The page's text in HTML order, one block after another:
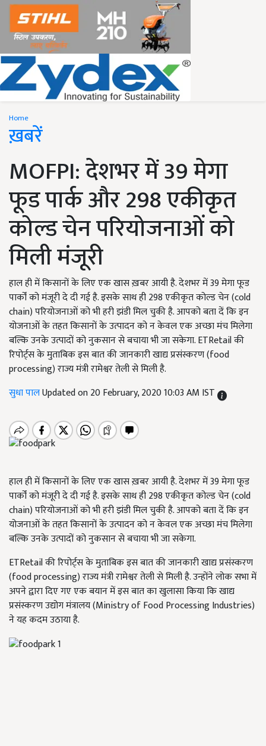
Home
ख़बरें
MOFPI: देशभर में 39 मेगा
फूड पार्क और 298 एकीकृत
कोल्ड चेन परियोजनाओं को
मिली मंजूरी
हाल ही में किसानों के लिए एक खास ख़बर आयी है. देशभर में 39 मेगा फूड
पार्कों को मंजूरी दे दी गई है. इसके साथ ही 298 एकीकृत कोल्ड चेन (cold
chain) परियोजनाओं को भी हरी झंडी मिल चुकी है. आपको बता दें कि इन
योजनाओं के तहत किसानों के उत्पादन को न केवल एक अच्छा मंच मिलेगा
बल्कि उनके उत्पादों को नुकसान से बचाया भी जा सकेगा. ETRetail की
रिपोर्ट्स के मुताबिक इस बात की जानकारी खाद्य प्रसंस्करण (food
processing) राज्य मंत्री रामेश्वर तेली से मिली है.
सुधा पालUpdated on 20 February, 2020 10:03 AM IST
हाल ही में किसानों के लिए एक खास ख़बर आयी है. देशभर में 39 मेगा फूड
पार्कों को मंजूरी दे दी गई है. इसके साथ ही 298 एकीकृत कोल्ड चेन (cold
chain) परियोजनाओं को भी हरी झंडी मिल चुकी है. आपको बता दें कि इन
योजनाओं के तहत किसानों के उत्पादन को न केवल एक अच्छा मंच मिलेगा
बल्कि उनके उत्पादों को नुकसान से बचाया भी जा सकेगा.
ETRetail की रिपोर्ट्स के मुताबिक इस बात की जानकारी खाद्य प्रसंस्करण
(food processing) राज्य मंत्री रामेश्वर तेली से मिली है. उन्होंने लोक सभा में
अपने द्वारा दिए गए एक बयान में इस बात का खुलासा किया कि खाद्य
प्रसंस्करण उद्योग मंत्रालय (Ministry of Food Processing Industries)
ने यह कदम उठाया है.